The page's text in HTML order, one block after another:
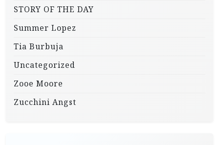
STORY OF THE DAY
Summer Lopez
Tia Burbuja
Uncategorized
Zooe Moore
Zucchini Angst